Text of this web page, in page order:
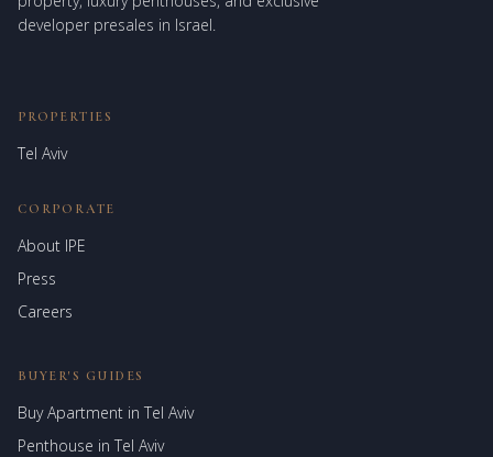
developer presales in Israel.
PROPERTIES
Tel Aviv
CORPORATE
About IPE
Press
Careers
BUYER'S GUIDES
Buy Apartment in Tel Aviv
Penthouse in Tel Aviv